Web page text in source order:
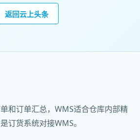
返回云上头条
和订单汇总，WMS适合仓库内部精
订货系统对接WMS。